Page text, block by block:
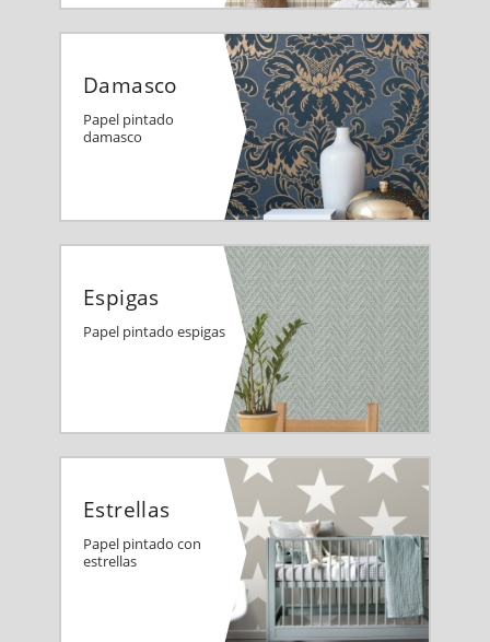
Damasco
Papel pintado
damasco
Espigas
Papel pintado espigas
Estrellas
Papel pintado con
estrellas